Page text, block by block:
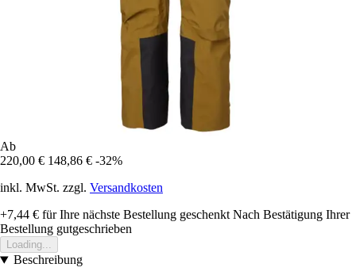
Ab
220,00 € 148,86 € -32%
inkl. MwSt. zzgl. Versandkosten
+7,44 € für Ihre nächste Bestellung geschenkt Nach Bestätigung Ihrer
Bestellung gutgeschrieben
Loading...
Beschreibung